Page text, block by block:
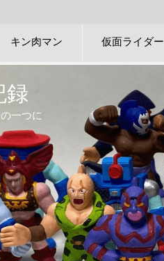
キン肉マン 仮面ライダー
録
一つに